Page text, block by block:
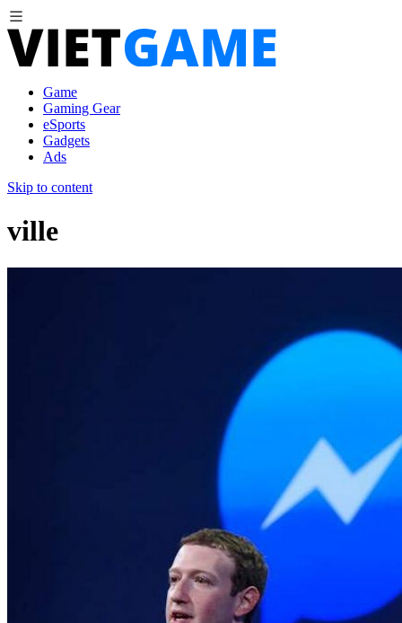
Game
Gaming Gear
eSports
Gadgets
Ads
Skip to content
ville